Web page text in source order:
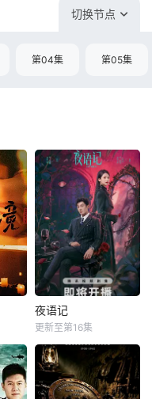
切换节点
第04集 第05集
夜语记
更新至第16集